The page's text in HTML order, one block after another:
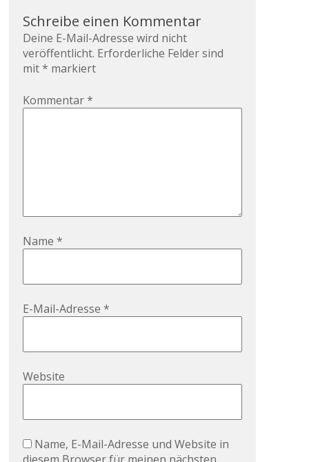
Schreibe einen Kommentar
Deine E-Mail-Adresse wird nicht
veröffentlicht. Erforderliche Felder sind
mit* markiert
Kommentar*
Name*
E-Mail-Adresse*
Website
Name, E-Mail-Adresse und Website in